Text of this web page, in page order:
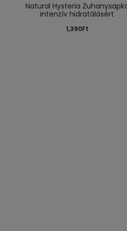
Natural Hysteria
intenzív hidratálásért
1,390Ft